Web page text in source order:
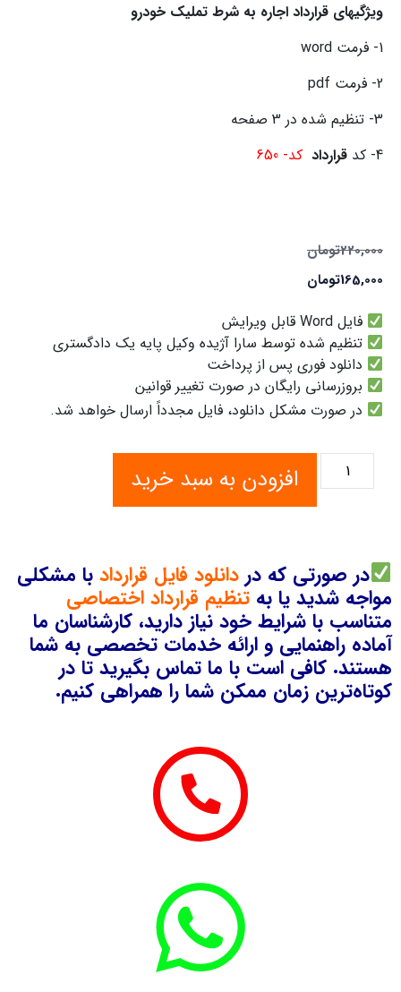
ویژگیهای قرارداد اجاره به شرط تملیک خودرو
1- فرمت word
2- فرمت pdf
3- تنظیم شده در 3 صفحه
4- کد
قرارداد کد- 650
220,000تومان
165,000تومان
فایل Word قابل ویرایش
تنظیم شده توسط سارا آژیده وکیل پایه یک دادگستری
دانلود فوری پس از پرداخت
بروزرسانی رایگان در صورت تغییر قوانین
در صورت مشکل دانلود، فایل مجدداً ارسال خواهد شد.
افزودن به سبد خرید
در صورتی که در دانلود فایل قراردادبا مشکلی
مواجه شدید یا به تنظیم قرارداد اختصاصی
متناسب با شرایط خود نیاز دارید، کارشناسان ما
آماده راهنمایی و ارائه خدمات تخصصی به شما
هستند. کافی است با ما تماس بگیرید تا در
کوتاه‌ترین زمان ممکن شما را همراهی کنیم.